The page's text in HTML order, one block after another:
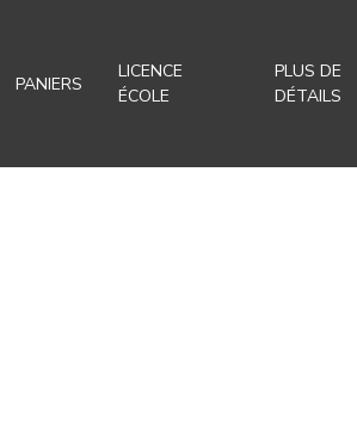
PANIERS
LICENCE
ÉCOLE
PLUS DE
DÉTAILS